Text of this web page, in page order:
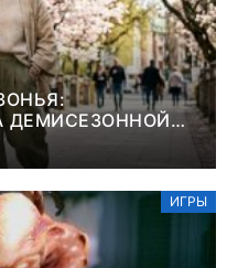
ДЕМИСЕЗОННОЙ
ЖЕНСКОГО ПЛАЩА
ИГРЫ